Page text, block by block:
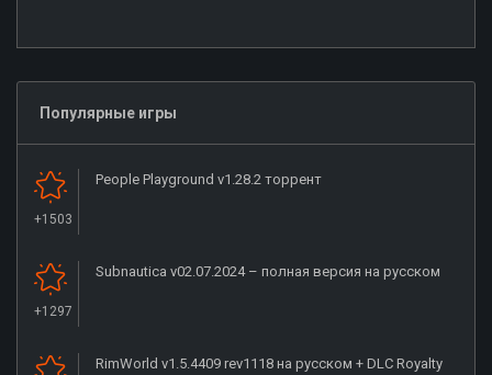
Популярные игры
+1503
People Playground v1.28.2 торрент
+1297
Subnautica v02.07.2024 – полная версия на русском
RimWorld v1.5.4409 rev1118 на русском + DLC Royalty